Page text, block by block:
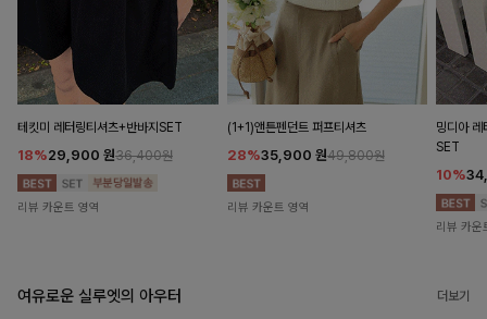
테킷미 레터링티셔츠+반바지SET
18%29,900 원36,400원
리뷰 카운트 영역
(1+1)앤튼펜던트 퍼프티셔츠
28%35,900 원49,800원
리뷰 카운트 영역
밍디아 레
SET
10%
리뷰 카운
여유로운 실루엣의 아우터 더보기